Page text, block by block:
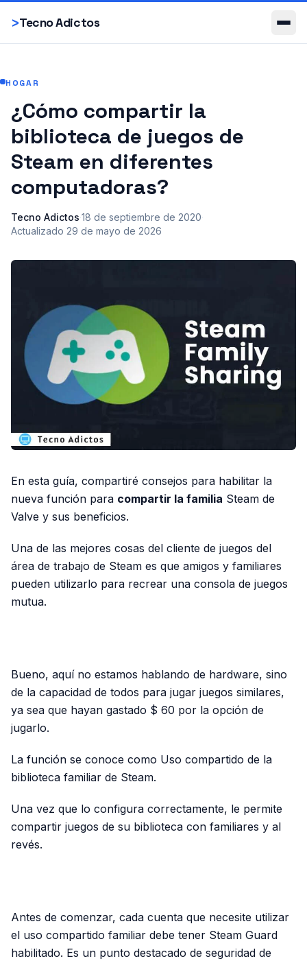
>Tecno Adictos
Smartphones
HOGAR
¿Cómo compartir la
biblioteca de juegos de
Steam en diferentes
computadoras?
Tecno Adictos·18 de septiembre de 2020·
Actualizado 29 de mayo de 2026
En esta guía, compartiré consejos para habilitar la
nueva función para compartir la familia Steam de
Valve y sus beneficios.
Una de las mejores cosas del cliente de juegos del
área de trabajo de Steam es que amigos y familiares
pueden utilizarlo para recrear una consola de juegos
mutua.
Bueno, aquí no estamos hablando de hardware, sino
de la capacidad de todos para jugar juegos similares,
ya sea que hayan gastado $ 60 por la opción de
jugarlo.
La función se conoce como Uso compartido de la
biblioteca familiar de Steam.
Una vez que lo configura correctamente, le permite
compartir juegos de su biblioteca con familiares y al
revés.
Antes de comenzar, cada cuenta que necesite utilizar
el uso compartido familiar debe tener Steam Guard
habilitado. Es un punto destacado de seguridad de